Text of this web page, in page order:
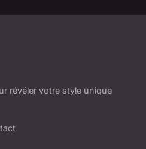
révéler votre style unique